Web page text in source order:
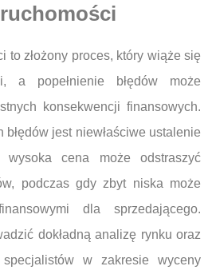
to złożony proces, który wiąże się
a popełnienie błędów może
konsekwencji finansowych.
jest niewłaściwe ustalenie
wysoka cena może odstraszyć
podczas gdy zbyt niska może
dla sprzedającego.
dokładną analizę rynku oraz
w zakresie wyceny